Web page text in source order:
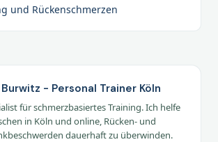
und Rückenschmerzen
- Personal Trainer Köln
für schmerzbasiertes Training. Ich helfe
in Köln und online, Rücken- und
dauerhaft zu überwinden.